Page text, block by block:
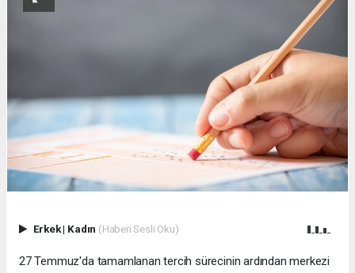
Erkek| Kadın (Haberi Sesli Oku)
27 Temmuz'da tamamlanan tercih sürecinin ardından merkezi